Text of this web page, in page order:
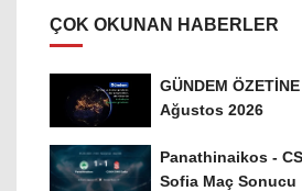
ÇOK OKUNAN HABERLER
GÜNDEM
Ağustos 2026
Panathinaikos -
Sofia Maç Sonucu